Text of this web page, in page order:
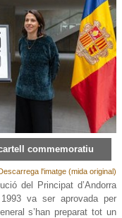
commemoratiu
l'imatge (mida original)
del Principat d’Andorra
va ser aprovada per
s’han preparat tot un